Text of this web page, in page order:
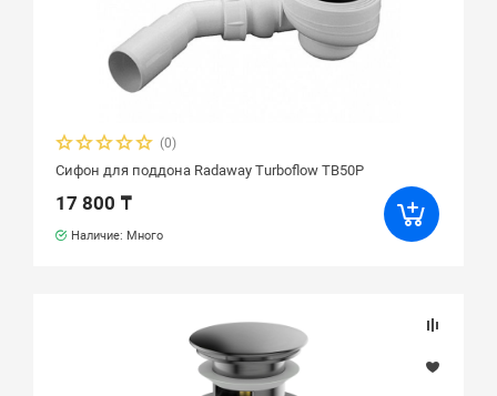
(0)
Сифон для поддона Radaway Turboflow TB50P
17 800 ₸
Наличие: Много